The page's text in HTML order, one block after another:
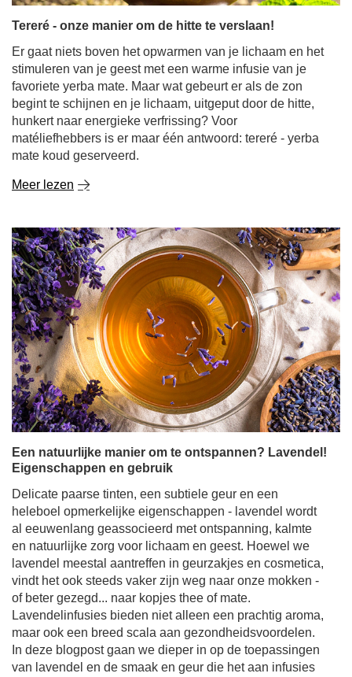
Tereré - onze manier om de hitte te verslaan!
Er gaat niets boven het opwarmen van je lichaam en het
stimuleren van je geest met een warme infusie van je
favoriete yerba mate. Maar wat gebeurt er als de zon
begint te schijnen en je lichaam, uitgeput door de hitte,
hunkert naar energieke verfrissing? Voor
matéliefhebbers is er maar één antwoord: tereré - yerba
mate koud geserveerd.
Meer lezen
Een natuurlijke manier om te ontspannen? Lavendel!
Eigenschappen en gebruik
Delicate paarse tinten, een subtiele geur en een
heleboel opmerkelijke eigenschappen - lavendel wordt
al eeuwenlang geassocieerd met ontspanning, kalmte
en natuurlijke zorg voor lichaam en geest. Hoewel we
lavendel meestal aantreffen in geurzakjes en cosmetica,
vindt het ook steeds vaker zijn weg naar onze mokken -
of beter gezegd... naar kopjes thee of mate.
Lavendelinfusies bieden niet alleen een prachtig aroma,
maar ook een breed scala aan gezondheidsvoordelen.
In deze blogpost gaan we dieper in op de toepassingen
van lavendel en de smaak en geur die het aan infusies